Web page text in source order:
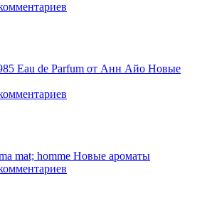
Eau de Parfum от Анн Айо Новые
mat; homme Новые ароматы